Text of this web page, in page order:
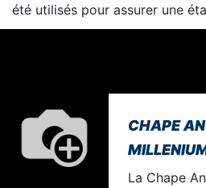
été utilisés pour assurer une
CHAPE
La Chape